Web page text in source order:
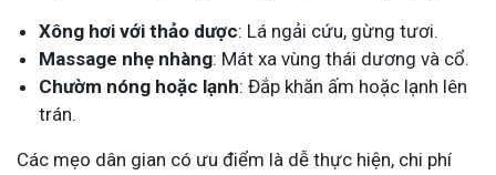
Xông hơi với thảo dược: Lá ngải cứu, gừng tươi.
Massage nhẹ nhàng: Mát xa vùng thái dương và cổ.
Chườm nóng hoặc lạnh: Đắp khăn ấm hoặc lạnh lên
trán.
Các mẹo dân gian có ưu điểm là dễ thực hiện, chi phí